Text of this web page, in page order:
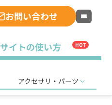
お問い合わせ
サイトの使い方 HOT
アクセサリ・パーツ